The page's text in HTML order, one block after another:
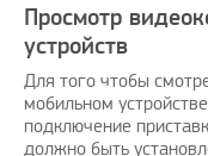
Просмотр
устройств
Для того чтобы
мобильном
подключение
должно быть